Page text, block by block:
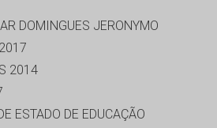
DOMINGUES JERONYMO
2014
ESTADO DE EDUCAÇÃO